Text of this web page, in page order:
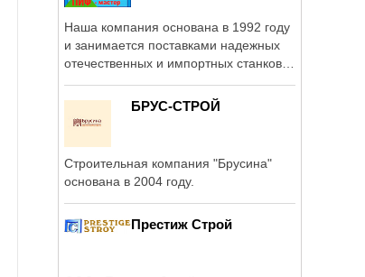
Наша компания основана в 1992 году
и занимается поставками надежных
отечественных и импортных станков,
БРУС-СТРОЙ
Строительная компания "Брусина"
основана в 2004 году.
Престиж Строй